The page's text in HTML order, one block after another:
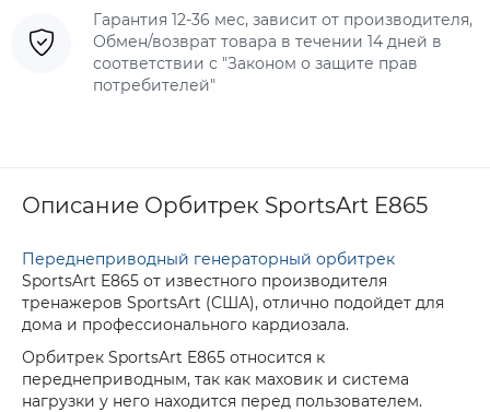
Гарантия 12-36 мес, зависит от производителя,
Обмен/возврат товара в течении 14 дней в
соответствии с "Законом о защите прав
потребителей"
Описание Орбитрек SportsArt E865
Переднеприводный генераторный орбитрек
SportsArt E865 от известного производителя
тренажеров SportsArt (США), отлично подойдет для
дома и профессионального кардиозала.
Орбитрек SportsArt E865 относится к
переднеприводным, так как маховик и система
нагрузки у него находится перед пользователем.